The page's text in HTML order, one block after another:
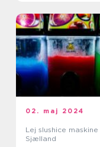
02. maj 2024
Lej slushice maskine
Sjælland